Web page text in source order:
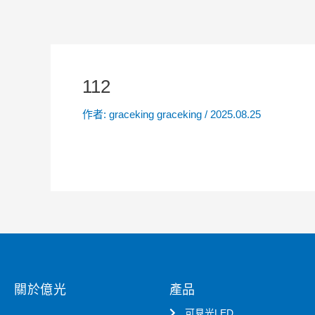
112
作者: graceking graceking / 2025.08.25
關於億光 產品